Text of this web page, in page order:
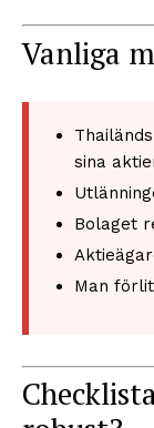
Vanliga
sina
Bolaget
Man